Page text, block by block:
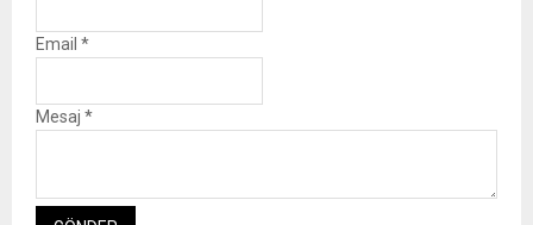
Email *
Mesaj *